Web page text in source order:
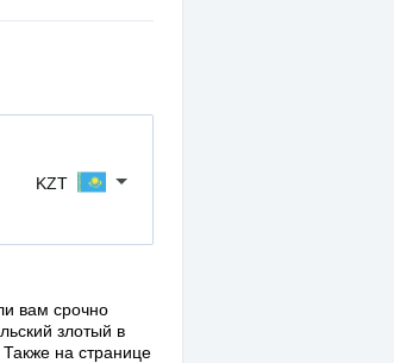
KZT
вам срочно
злотый в
на странице